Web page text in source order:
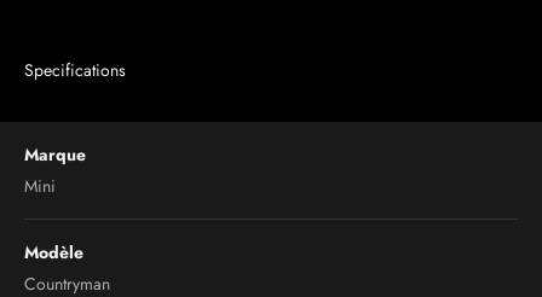
Specifications
Marque
Mini
Modèle
Countryman